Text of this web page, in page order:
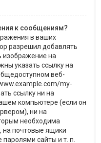
к сообщениям?
в ваших
разрешил добавлять
изображение на
указать ссылку на
веб-
my-
ссылку ни на
компьютере (если он
ни на
необходима
на почтовые ящики
сайты и т. п.